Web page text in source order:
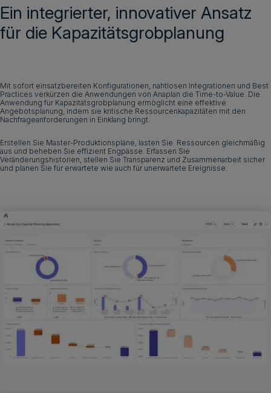
Ein integrierter, innovativer Ansatz
für die Kapazitätsgrobplanung
Mit sofort einsatzbereiten Konfigurationen, nahtlosen Integrationen und Best
Practices verkürzen die Anwendungen von Anaplan die Time-to-Value. Die
Anwendung für Kapazitätsgrobplanung ermöglicht eine effektive
Angebotsplanung, indem sie kritische Ressourcenkapazitäten mit den
Nachfrageanforderungen in Einklang bringt.
Erstellen Sie Master-Produktionspläne, lasten Sie Ressourcen gleichmäßig
aus und beheben Sie effizient Engpässe. Erfassen Sie
Veränderungshistorien, stellen Sie Transparenz und Zusammenarbeit sicher
und planen Sie für erwartete wie auch für unerwartete Ereignisse.